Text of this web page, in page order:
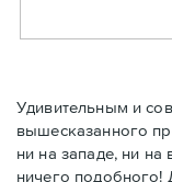
Удивительным и
вышесказанного
ни на западе, ни на
ничего подобного!